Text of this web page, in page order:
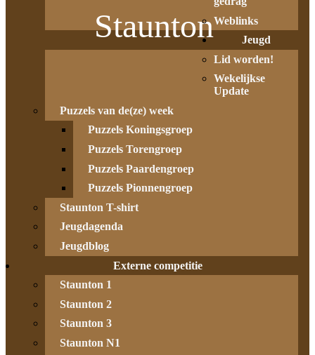
StauntonWeblinks
Jeugd
Lid worden!
Wekelijkse
Update
Puzzels van de(ze) week
Puzzels Koningsgroep
Puzzels Torengroep
Puzzels Paardengroep
Puzzels Pionnengroep
Staunton T-shirt
Jeugdagenda
Jeugdblog
Externe competitie
Staunton 1
Staunton 2
Staunton 3
Staunton N1